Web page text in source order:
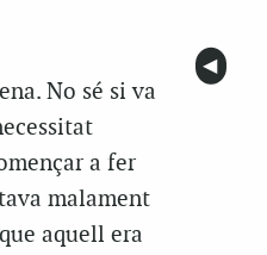
No sé si va
a fer
malament
aquell era
Anterior
◀︎